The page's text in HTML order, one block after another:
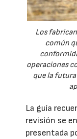
Los
común
operaciones
que la
La guía
revisión se
presentada